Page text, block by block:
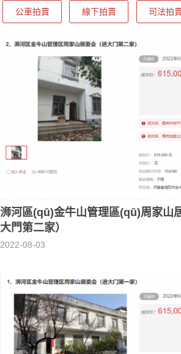
公車拍賣 線下拍賣 司法拍
浉河區(qū)金牛山管理區(qū)周家山
大門第二家）
2022-08-03